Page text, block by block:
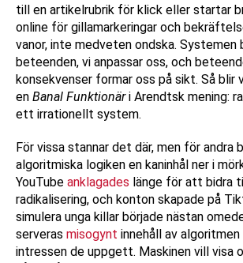
till en artikelrubrik för klick eller startar
online för gillamarkeringar och
vanor, inte medveten ondska. Systemen
beteenden, vi anpassar oss, och
konsekvenser formar oss på sikt. Så blir
en Banal Funktionäri Arendtsk mening:
ett irrationellt system.
För vissa stannar det där, men för andra
algoritmiska logiken en kaninhål ner i
YouTube anklagades länge för att bidra
radikalisering, och konton skapade på
simulera unga killar började nästan
serveras misogynt innehåll av
intressen de uppgett. Maskinen vill visa